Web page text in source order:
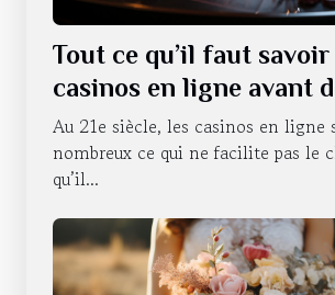
Tout ce qu’il faut
casinos en ligne avant
lancer
Au 21e siècle, les casinos en ligne
nombreux ce qui ne facilite pas le
qu’il...